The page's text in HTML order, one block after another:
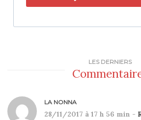
LES DERNIERS
LA NONNA
28/11/2017 à 17 h 56 min -